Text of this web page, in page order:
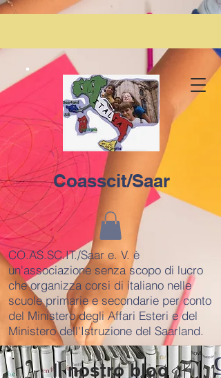
Coasscit/Saar
CO.AS.SC.IT./Saar e. V. è
un'associazione senza scopo di lucro
che organizza corsi di italiano nelle
scuole primarie e secondarie per conto
del Ministero degli Affari Esteri e del
Ministero dell'Istruzione del Saarland.
Il nostro blog